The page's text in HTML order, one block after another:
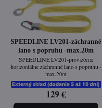
SPEEDLINE LV201-záchranné
lano s popruhu -max.20m
SPEEDLINE LV201-provizórne
horizontálne záchranné lano s popruhu -
max.20m
129 €